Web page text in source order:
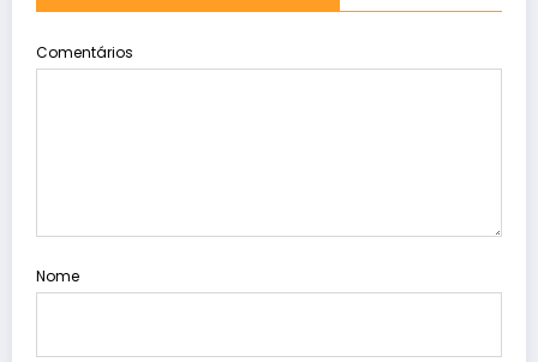
Comentários
Nome